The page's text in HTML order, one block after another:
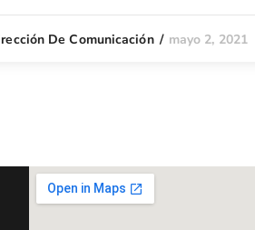
De Comunicación mayo 2, 2021